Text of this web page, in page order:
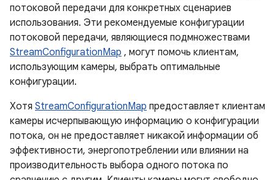
потоковой передачи для конкретных сценариев
использования. Эти рекомендуемые конфигурации
потоковой передачи, являющиеся подмножествами
StreamConfigurationMap , могут помочь клиентам,
использующим камеры, выбрать оптимальные
конфигурации.
Хотя StreamConfigurationMap предоставляет клиентам
камеры исчерпывающую информацию о конфигурации
потока, он не предоставляет никакой информации об
эффективности, энергопотреблении или влиянии на
производительность выбора одного потока по